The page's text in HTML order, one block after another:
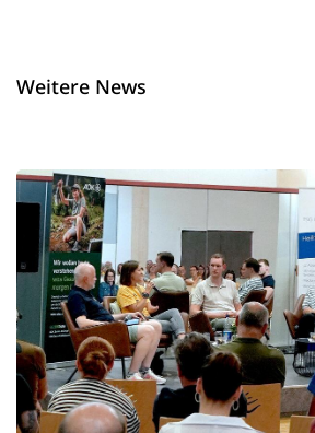
Weitere News